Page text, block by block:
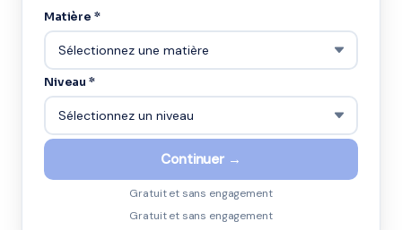
Matière *
Niveau *
Continuer →
Gratuit et sans engagement
Gratuit et sans engagement